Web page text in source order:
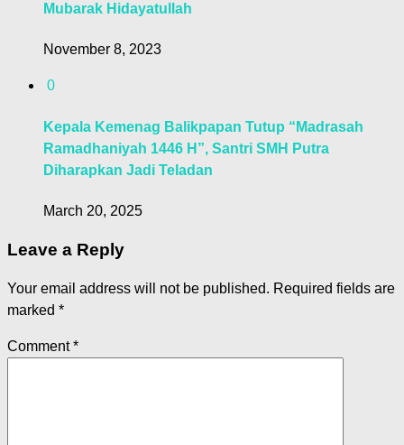
Mubarak Hidayatullah
November 8, 2023
0
Kepala Kemenag Balikpapan Tutup “Madrasah
Ramadhaniyah 1446 H”, Santri SMH Putra
Diharapkan Jadi Teladan
March 20, 2025
Leave a Reply
Your email address will not be published. Required fields are
marked *
Comment*